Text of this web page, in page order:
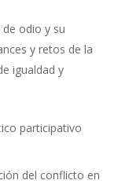
odio y su
y retos de la
igualdad y
participativo
del conflicto en